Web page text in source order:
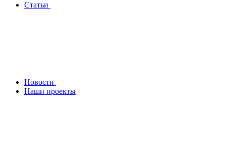
Статьи
Новости
Наши проекты